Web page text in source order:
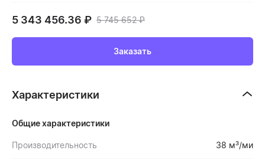
5 343 456.36 ₽ 5 745 652₽
Заказать
Характеристики
Общие характеристики
Производительность 38 м³/ми